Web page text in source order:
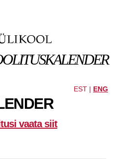
EST | ENG
vaata siit